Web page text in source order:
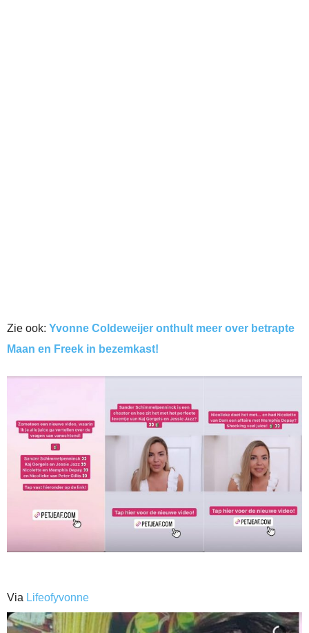
Zie ook: Yvonne Coldeweijer onthult meer over betrapte
Maan en Freek in bezemkast!
Via Lifeofyvonne